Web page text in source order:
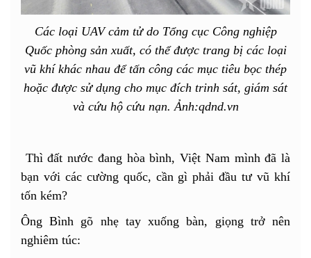
Các loại UAV cảm tử do Tổng cục Công nghiệp
Quốc phòng sản xuất, có thể được trang bị các loại
vũ khí khác nhau để tấn công các mục tiêu bọc thép
hoặc được sử dụng cho mục đích trinh sát, giám sát
và cứu hộ cứu nạn. Ảnh:qdnd.vn
Thì đất nước đang hòa bình, Việt Nam mình đã là
bạn với các cường quốc, cần gì phải đầu tư vũ khí
tốn kém?
Ông Bình gõ nhẹ tay xuống bàn, giọng trở nên
nghiêm túc: